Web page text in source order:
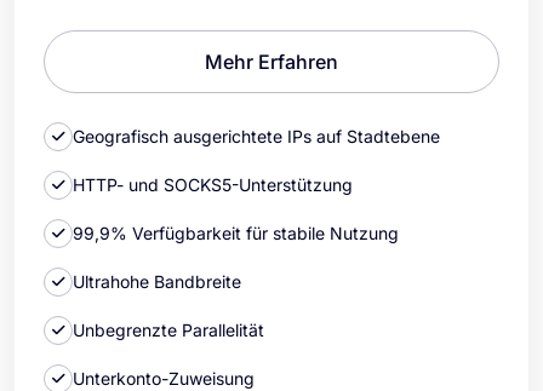
Mehr Erfahren
Geografisch ausgerichtete IPs auf Stadtebene
HTTP- und SOCKS5-Unterstützung
99,9% Verfügbarkeit für stabile Nutzung
Ultrahohe Bandbreite
Unbegrenzte Parallelität
Unterkonto-Zuweisung